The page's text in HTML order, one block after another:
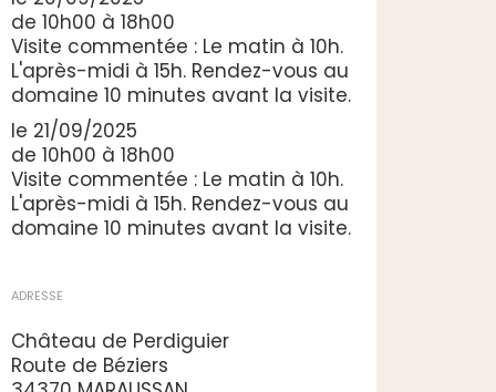
de 10h00 à 18h00
Visite commentée : Le matin à 10h.
L'après-midi à 15h. Rendez-vous au
domaine 10 minutes avant la visite.
le 21/09/2025
de 10h00 à 18h00
Visite commentée : Le matin à 10h.
L'après-midi à 15h. Rendez-vous au
domaine 10 minutes avant la visite.
ADRESSE
Château de Perdiguier
Route de Béziers